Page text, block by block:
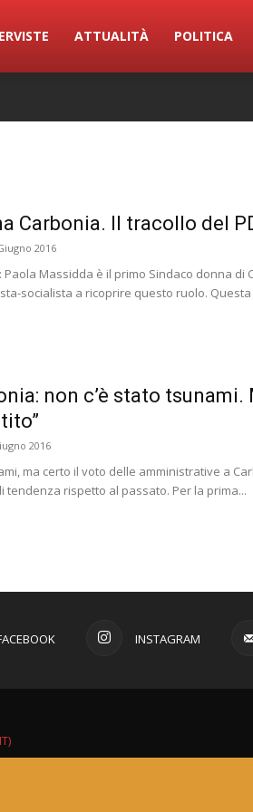
ATTUALITÀ POLITICA
Carbonia. Il tracollo del
2016
Paola Massidda è il primo Sindaco donna di
socialista a ricoprire questo ruolo. Questa
non c’è stato tsunami.
2016
ma certo il voto delle amministrative a
tendenza rispetto al passato. Per la prima...
INSTAGRAM